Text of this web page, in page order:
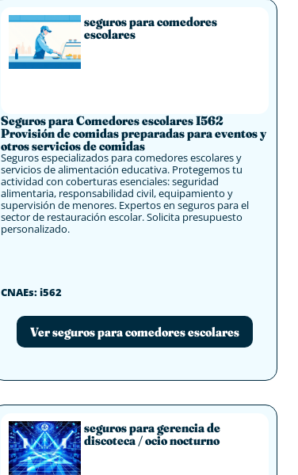
seguros para comedores
escolares
Seguros para Comedores escolares I562
Provisión de comidas preparadas para eventos y
otros servicios de comidas
Seguros especializados para comedores escolares y
servicios de alimentación educativa. Protegemos tu
actividad con coberturas esenciales: seguridad
alimentaria, responsabilidad civil, equipamiento y
supervisión de menores. Expertos en seguros para el
sector de restauración escolar. Solicita presupuesto
personalizado.
CNAEs: i562
Ver seguros para comedores escolares
seguros para gerencia de
discoteca / ocio nocturno